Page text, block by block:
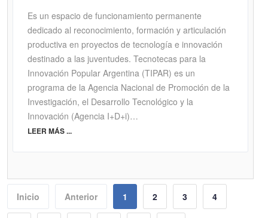
Es un espacio de funcionamiento permanente
dedicado al reconocimiento, formación y articulación
productiva en proyectos de tecnología e innovación
destinado a las juventudes. Tecnotecas para la
Innovación Popular Argentina (TIPAR) es un
programa de la Agencia Nacional de Promoción de la
Investigación, el Desarrollo Tecnológico y la
Innovación (Agencia I+D+i)…
LEER MÁS ...
Inicio Anterior 1 2 3 4